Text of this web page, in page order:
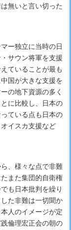
無いと言い切った
ー独立に当時の日
サウン将軍を支援
ていることが最も
国が大きな支援を
の地下資源の多く
に比較し、日本の
ている点も日本の
イスカ支援など
、様々な点で非難
また集団的自衛権
も日本批判を繰り
た非難は一切聞か
人のイメージが定
倫理宏正会の朝の